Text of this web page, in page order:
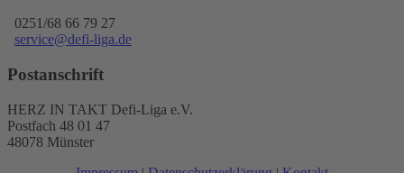
0251/68 66 79 27
service@defi-liga.de
Postanschrift
HERZ IN TAKT Defi-Liga e.V.
Postfach 48 01 47
48078 Münster